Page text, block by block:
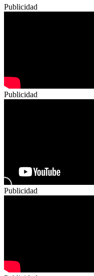
Publicidad
Publicidad
Publicidad